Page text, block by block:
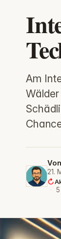
Am
Von
21.
·